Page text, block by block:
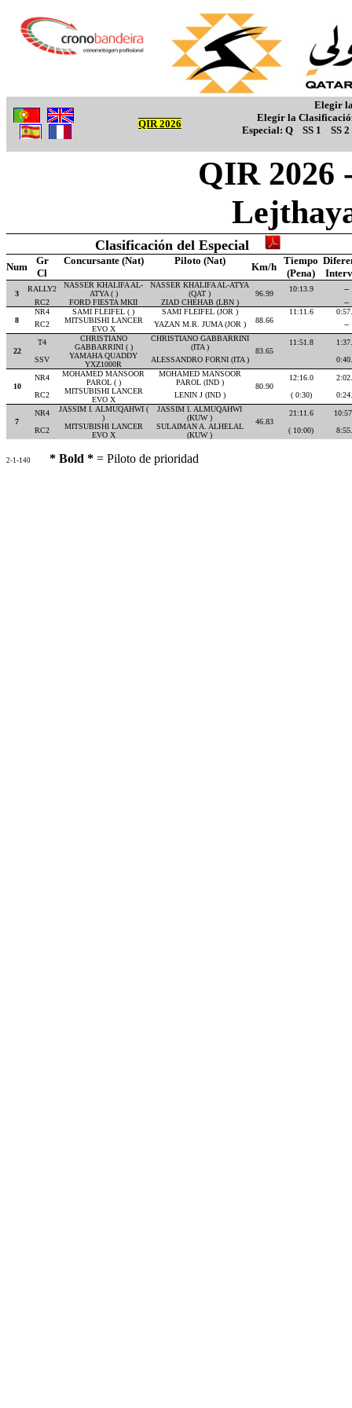
QIR 2026
Elegir
Elegir la
Especial: Q SS 1 SS 2
QIR 2026
Clasificación del Especial
Num
Gr Concursante (Nat) Piloto (Nat)
Km/h
Tiempo
Cl
(Pena)
3
RALLY2
NASSER KHALIFA AL-
ATYA ( )
NASSER KHALIFA AL-ATYA
(QAT )
96.99
10:13.9
--
RC2
FORD FIESTA MKII ZIAD CHEHAB (LBN ) --
8
NR4 SAMI FLEIFEL ( )
SAMI FLEIFEL (JOR )
88.66
11:11.6
RC2
MITSUBISHI LANCER
EVO X
YAZAN M.R. JUMA (JOR ) --
22
T4
CHRISTIANO
GABBARRINI ( )
CHRISTIANO GABBARRINI
(ITA )
83.65
11:51.8
SSV
YAMAHA QUADDY
YXZ1000R
ALESSANDRO FORNI (ITA )
10
NR4
MOHAMED MANSOOR
PAROL ( )
MOHAMED MANSOOR
PAROL (IND )
80.90
12:16.0
RC2
MITSUBISHI LANCER
EVO X
LENIN J (IND ) ( 0:30)
7
NR4
JASSIM I. ALMUQAHWI (
)
JASSIM I. ALMUQAHWI
(KUW )
46.83
21:11.6
RC2
MITSUBISHI LANCER
EVO X
SULAIMAN A. ALHELAL
(KUW )
( 10:00)
2-1-140 * Bold * = Piloto de prioridad